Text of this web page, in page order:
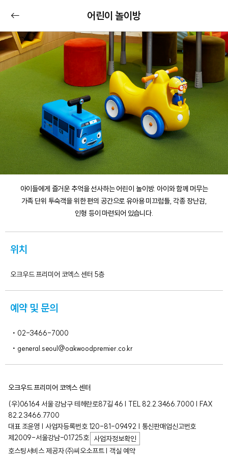
어린이 놀이방
아이들에게 즐거운 추억을 선사하는 어린이 놀이방. 아이와 함께 머무는
가족 단위 투숙객을 위한 편의 공간으로 유아용 미끄럼틀, 각종 장난감,
인형 등이 마련되어 있습니다.
위치
오크우드 프리미어 코엑스 센터 5층
예약 및 문의
02-3466-7000
general.seoul@oakwoodpremier.co.kr
오크우드 프리미어 코엑스 센터
(우)06164 서울 강남구 테헤란로87길 46 | TEL 82.2.3466.7000 | FAX
82.2.3466.7700
대표 조윤영 | 사업자등록번호 120-81-09492 | 통신판매업신고번호
제2009-서울강남-01725호 사업자정보확인
호스팅서비스 제공자 ㈜씨오소프트 | 객실 예약